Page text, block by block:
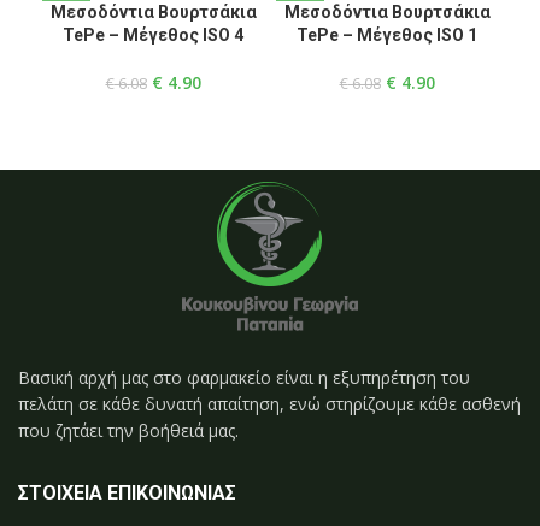
Μεσοδόντια Βουρτσάκια
TePe – Μέγεθος ISO 4
€6.08 € 4.90
Μεσοδόντια Βουρτσάκια
TePe – Μέγεθος ISO 1
€6.08 € 4.90
Βασική αρχή μας στο φαρμακείο είναι η εξυπηρέτηση του
πελάτη σε κάθε δυνατή απαίτηση, ενώ στηρίζουμε κάθε ασθενή
που ζητάει την βοήθειά μας.
ΣΤΟΙΧΕΙΑ ΕΠΙΚΟΙΝΩΝΙΑΣ